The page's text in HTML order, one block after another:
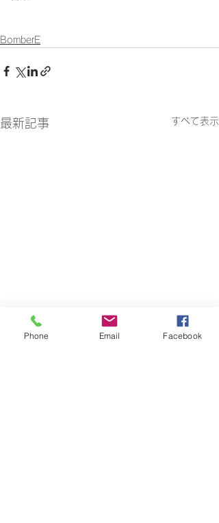
BomberE
最新記事 すべて表示
Phone Email Facebook